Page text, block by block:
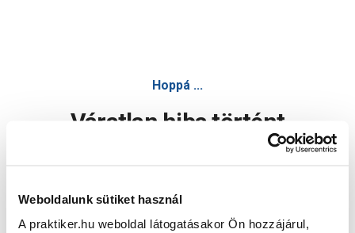
Weboldalunk sütiket használ
A praktiker.hu weboldal látogatásakor Ön hozzájárul,
Hoppá ...
Váratlan hiba történt
Oldal újratöltése